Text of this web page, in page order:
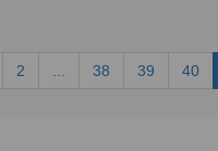
2 38 39 40